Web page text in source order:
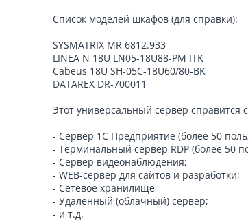
Список моделей шкафов (для справки):
SYSMATRIX MR 6812.933
LINEA N 18U LN05-18U88-PM ITK
Cabeus 18U SH-05C-18U60/80-BK
DATAREX DR-700011
Этот универсальный сервер
- Сервер 1С Предприятие (более 50
- Терминальный сервер RDP (более 50
- Сервер видеонаблюдения;
- WEB-сервер для сайтов и разработки;
- Сетевое хранилище
- Удаленный (облачный) сервер;
- и т.д.